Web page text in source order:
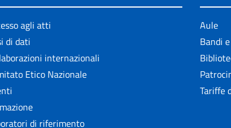
agli atti
di dati
internazionali
Etico Nazionale
di riferimento
Aule
Bandi
Tariffe